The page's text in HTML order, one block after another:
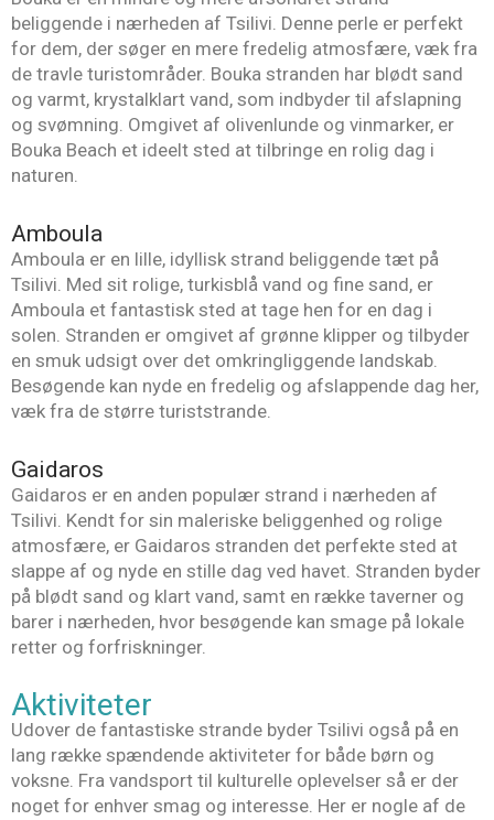
beliggende i nærheden af Tsilivi. Denne perle er perfekt
for dem, der søger en mere fredelig atmosfære, væk fra
de travle turistområder. Bouka stranden har blødt sand
og varmt, krystalklart vand, som indbyder til afslapning
og svømning. Omgivet af olivenlunde og vinmarker, er
Bouka Beach et ideelt sted at tilbringe en rolig dag i
naturen.
Amboula
Amboula er en lille, idyllisk strand beliggende tæt på
Tsilivi. Med sit rolige, turkisblå vand og fine sand, er
Amboula et fantastisk sted at tage hen for en dag i
solen. Stranden er omgivet af grønne klipper og tilbyder
en smuk udsigt over det omkringliggende landskab.
Besøgende kan nyde en fredelig og afslappende dag her,
væk fra de større turiststrande.
Gaidaros
Gaidaros er en anden populær strand i nærheden af
Tsilivi. Kendt for sin maleriske beliggenhed og rolige
atmosfære, er Gaidaros stranden det perfekte sted at
slappe af og nyde en stille dag ved havet. Stranden byder
på blødt sand og klart vand, samt en række taverner og
barer i nærheden, hvor besøgende kan smage på lokale
retter og forfriskninger.
Aktiviteter
Udover de fantastiske strande byder Tsilivi også på en
lang række spændende aktiviteter for både børn og
voksne. Fra vandsport til kulturelle oplevelser så er der
noget for enhver smag og interesse. Her er nogle af de